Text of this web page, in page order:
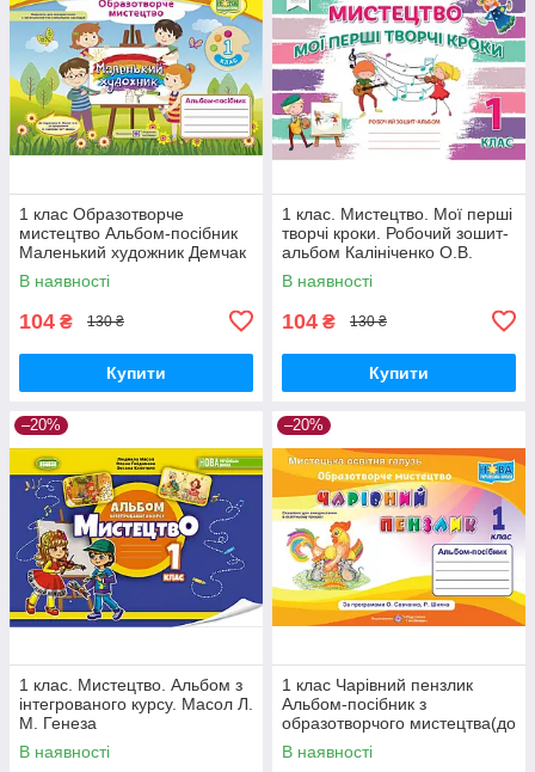
1 клас Образотворче
мистецтво Альбом-посібник
Маленький художник Демчак
С. Чернявська Т. ПІП
В наявності
104 ₴ 130 ₴
Купити
1 клас. Мистецтво. Мої перші
творчі кроки. Робочий зошит-
альбом Калініченко О.В.
Освіта
В наявності
104 ₴ 130 ₴
Купити
–20%
1 клас. Мистецтво. Альбом з
інтегрованого курсу. Масол Л.
М. Генеза
В наявності
–20%
1 клас Чарівний пензлик
Альбом-посібник з
образотворчого мистецтва(до
під. Калініченко О. В.)
Бровченко А. ПіП
В наявності